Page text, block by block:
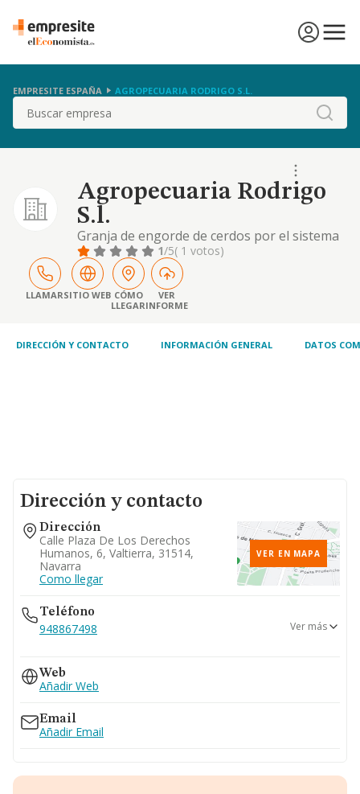
EMPRESITE ESPAÑA AGROPECUARIA RODRIGO S.L.
Buscar
Agropecuaria Rodrigo
S.l.
Granja de engorde de cerdos por el sistema
de integracion.
1/5( 1 votos)
LLAMARSITIO WEB CÓMO
LLEGAR
VER
INFORME
DIRECCIÓN Y CONTACTO INFORMACIÓN GENERAL DATOS
Dirección y contacto
Dirección
Calle Plaza De Los Derechos
Humanos, 6, Valtierra, 31514,
Navarra
Como llegar
VER EN MAPA
Teléfono
948867498
630...
Ver teléfono 630...
Ver más
Web
Añadir Web
Email
Añadir Email